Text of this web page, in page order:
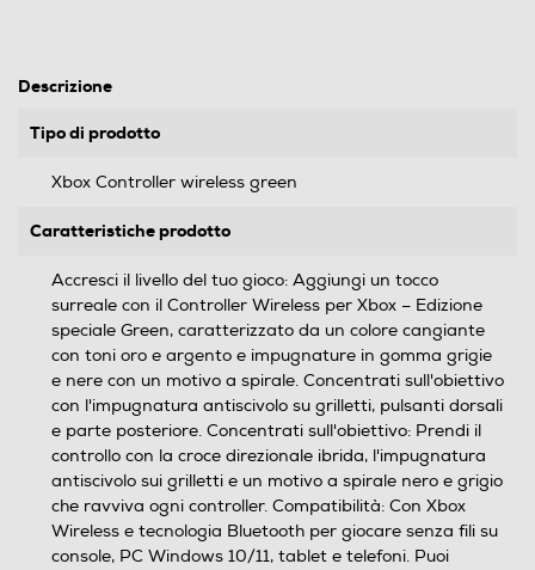
Descrizione
Tipo di prodotto
Xbox Controller wireless green
Caratteristiche prodotto
Accresci il livello del tuo gioco: Aggiungi un tocco
surreale con il Controller Wireless per Xbox – Edizione
speciale Green, caratterizzato da un colore cangiante
con toni oro e argento e impugnature in gomma grigie
e nere con un motivo a spirale. Concentrati sull'obiettivo
con l'impugnatura antiscivolo su grilletti, pulsanti dorsali
e parte posteriore. Concentrati sull'obiettivo: Prendi il
controllo con la croce direzionale ibrida, l'impugnatura
antiscivolo sui grilletti e un motivo a spirale nero e grigio
che ravviva ogni controller. Compatibilità: Con Xbox
Wireless e tecnologia Bluetooth per giocare senza fili su
console, PC Windows 10/11, tablet e telefoni. Puoi